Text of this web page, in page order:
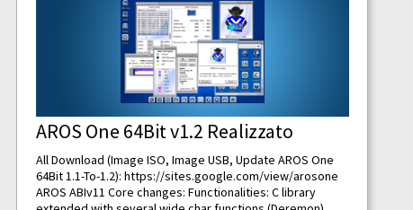
AROS One 64Bit v1.2 Realizzato
All Download (Image ISO, Image USB, Update AROS One
64Bit 1.1-To-1.2): https://sites.google.com/view/arosone
AROS ABIv11 Core changes: Functionalities: C library